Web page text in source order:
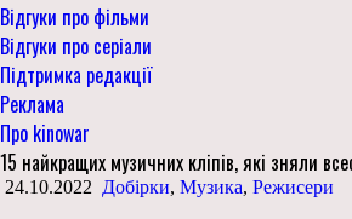
Відгуки про фільми
Відгуки про серіали
Підтримка редакції
Реклама
Про kinowar
15 найкращих музичних кліпів, які зняли
24.10.2022 Добірки, Музика, Режисери